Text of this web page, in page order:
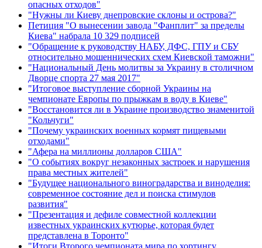
опасных отходов"
"Нужны ли Киеву днепровские склоны и острова?"
Петиция "О вынесении завода "Фанплит" за пределы
Киева" набрала 10 329 подписей
"Обращение к руководству НАБУ, ДФС, ГПУ и СБУ
относительно мошеннических схем Киевской таможни"
"Национальный День молитвы за Украину в столичном
Дворце спорта 27 мая 2017"
"Итоговое выступление сборной Украины на
чемпионате Европы по прыжкам в воду в Киеве"
"Восстановится ли в Украине производство знаменитой
"Кольчуги"
"Почему украинских военных кормят пищевыми
отходами"
"Афера на миллионы долларов США"
"О событиях вокруг незаконных застроек и нарушения
права местных жителей"
"Будущее национального виноградарства и виноделия:
современное состояние дел и поиска стимулов
развития"
"Презентация и дефиле совместной коллекции
известных украинских кутюрье, которая будет
представлена в Торонто"
"Итоги Второго чемпионата мира по хортингу,